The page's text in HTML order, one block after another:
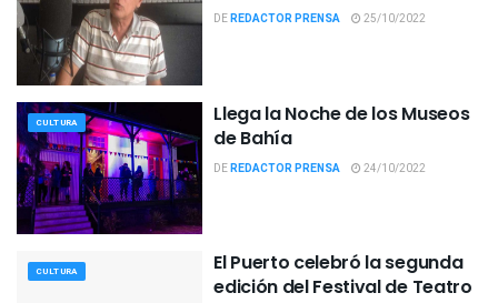
DEREDACTOR PRENSA 25/10/2022
CULTURA
Llega la Noche de los Museos
de Bahía
DEREDACTOR PRENSA 24/10/2022
CULTURA
El Puerto celebró la segunda
edición del Festival de Teatro